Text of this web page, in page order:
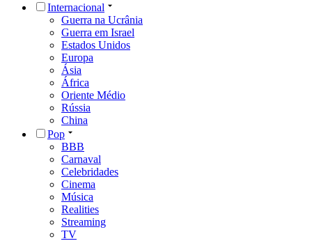
Internacional
Guerra na Ucrânia
Guerra em Israel
Estados Unidos
Europa
Ásia
África
Oriente Médio
Rússia
China
Pop
BBB
Carnaval
Celebridades
Cinema
Música
Realities
Streaming
TV